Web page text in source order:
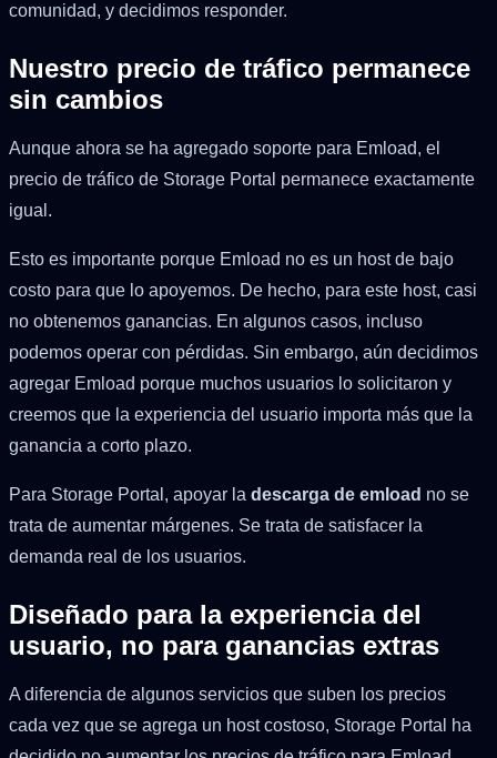
comunidad, y decidimos responder.
Nuestro precio de tráfico permanece
sin cambios
Aunque ahora se ha agregado soporte para Emload, el
precio de tráfico de Storage Portal permanece exactamente
igual.
Esto es importante porque Emload no es un host de bajo
costo para que lo apoyemos. De hecho, para este host, casi
no obtenemos ganancias. En algunos casos, incluso
podemos operar con pérdidas. Sin embargo, aún decidimos
agregar Emload porque muchos usuarios lo solicitaron y
creemos que la experiencia del usuario importa más que la
ganancia a corto plazo.
Para Storage Portal, apoyar la descarga de emload no se
trata de aumentar márgenes. Se trata de satisfacer la
demanda real de los usuarios.
Diseñado para la experiencia del
usuario, no para ganancias extras
A diferencia de algunos servicios que suben los precios
cada vez que se agrega un host costoso, Storage Portal ha